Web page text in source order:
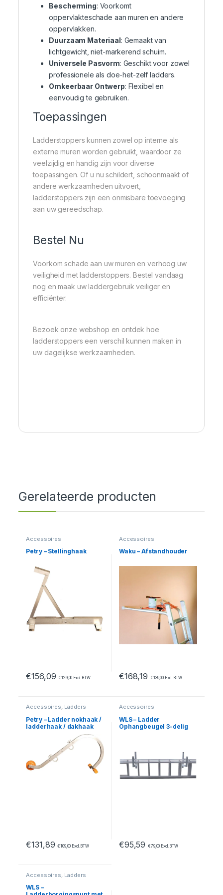
Bescherming: Voorkomt
oppervlakteschade aan muren en andere
oppervlakken.
Duurzaam Materiaal: Gemaakt van
lichtgewicht, niet-markerend schuim.
Universele Pasvorm: Geschikt voor zowel
professionele als doe-het-zelf ladders.
Omkeerbaar Ontwerp: Flexibel en
eenvoudig te gebruiken.
Toepassingen
Ladderstoppers kunnen zowel op interne als
externe muren worden gebruikt, waardoor ze
veelzijdig en handig zijn voor diverse
toepassingen. Of u nu schildert, schoonmaakt of
andere werkzaamheden uitvoert,
ladderstoppers zijn een onmisbare toevoeging
aan uw gereedschap.
Bestel Nu
Voorkom schade aan uw muren en verhoog uw
veiligheid met ladderstoppers. Bestel vandaag
nog en maak uw laddergebruik veiliger en
efficiënter.
Bezoek onze webshop en ontdek hoe
ladderstoppers een verschil kunnen maken in
uw dagelijkse werkzaamheden.
Gerelateerde producten
Accessoires
Petry – Stellinghaak
€156,09 €129,00 Excl. BTW
Accessoires
Waku – Afstandhouder
€168,19 €139,00Excl. BTW
Accessoires, Ladders
Petry – Ladder nokhaak /
ladderhaak / dakhaak
€131,89 €109,00 Excl. BTW
Accessoires
WLS – Ladder
Ophangbeugel 3-delig
€95,59 €79,00 Excl. BTW
Accessoires, Ladders
WLS –